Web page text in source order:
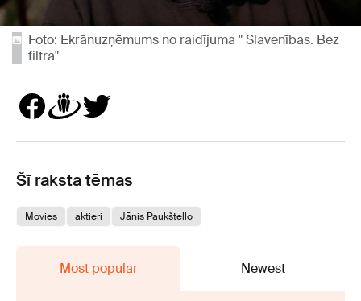
Foto: Ekrānuzņēmums no raidījuma " Slavenības. Bez
filtra"
Šī raksta tēmas
Movies aktieri Jānis Paukštello
Most popular Newest